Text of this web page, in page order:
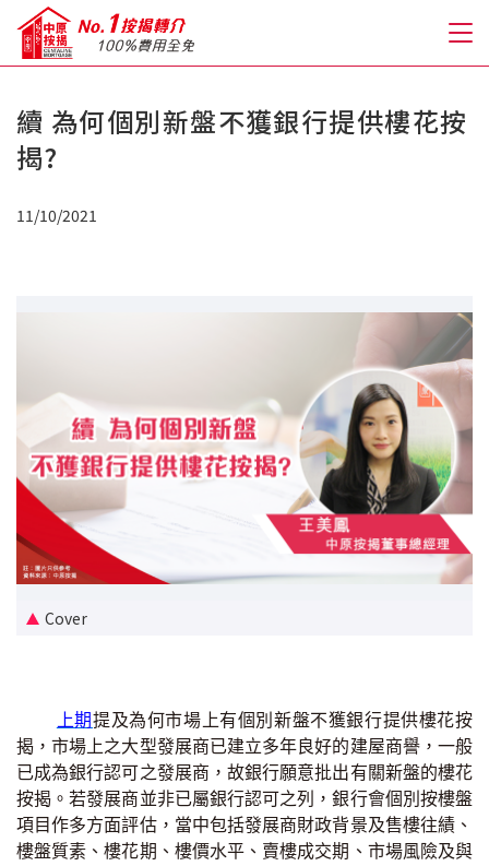
關於我們
私人貸款
優惠禮遇
新盤優越按揭優惠
中原按揭標籤優惠
推薦齊齊友賞
按揭計算
轉按計算
置業預算
續 為何個別新盤不獲銀行提供樓花按
揭?
11/10/2021
Cover
上期提及為何市場上有個別新盤不獲銀行提供樓花按
揭，市場上之大型發展商已建立多年良好的建屋商譽，一般
已成為銀行認可之發展商，故銀行願意批出有關新盤的樓花
按揭。若發展商並非已屬銀行認可之列，銀行會個別按樓盤
項目作多方面評估，當中包括發展商財政背景及售樓往績、
樓盤質素、樓花期、樓價水平、賣樓成交期、市場風險及與